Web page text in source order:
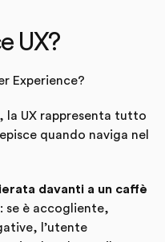
UX?
Experience?
la UX rappresenta tutto
quando naviga nel
davanti a un caffè
: se è accogliente,
l’utente